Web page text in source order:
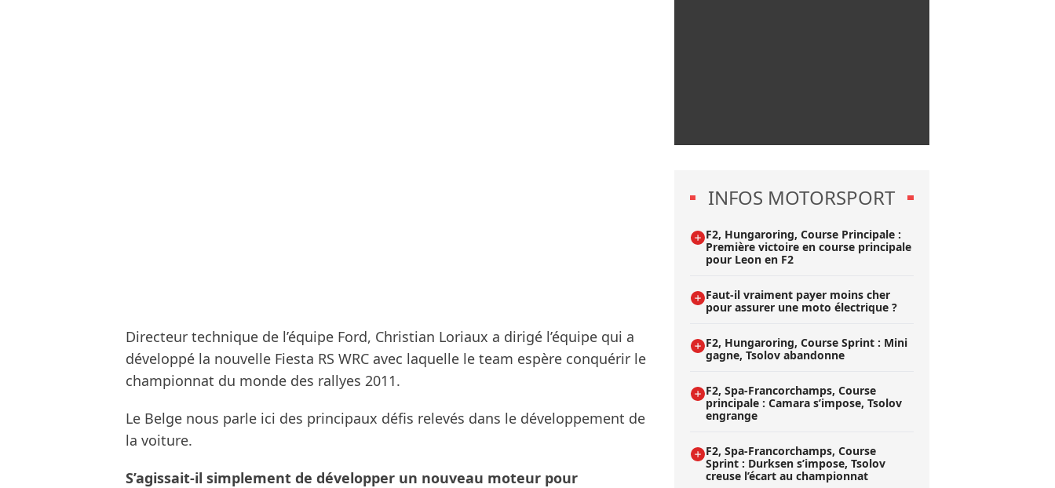
Directeur technique de l’équipe Ford, Christian Loriaux a dirigé l’équipe qui a
développé la nouvelle Fiesta RS WRC avec laquelle le team espère conquérir le
championnat du monde des rallyes 2011.
Le Belge nous parle ici des principaux défis relevés dans le développement de
la voiture.
S’agissait-il simplement de développer un nouveau moteur pour
INFOS MOTORSPORT
F2, Hungaroring, Course Principale :
Première victoire en course principale
pour Leon en F2
Faut-il vraiment payer moins cher
pour assurer une moto électrique ?
F2, Hungaroring, Course Sprint : Mini
gagne, Tsolov abandonne
F2, Spa-Francorchamps, Course
principale : Camara s’impose, Tsolov
engrange
F2, Spa-Francorchamps, Course
Sprint : Durksen s’impose, Tsolov
creuse l’écart au championnat